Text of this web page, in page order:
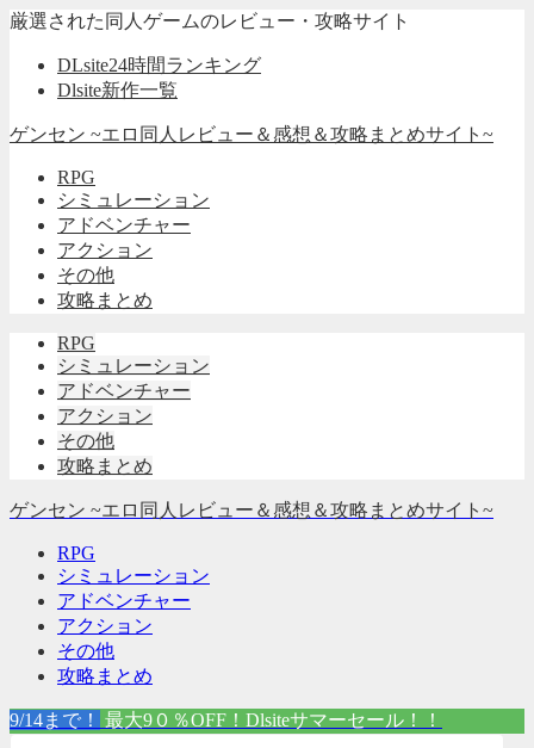
厳選された同人ゲームのレビュー・攻略サイト
DLsite24時間ランキング
Dlsite新作一覧
ゲンセン ~エロ同人レビュー＆感想＆攻略まとめサイト~
RPG
シミュレーション
アドベンチャー
アクション
その他
攻略まとめ
RPG
シミュレーション
アドベンチャー
アクション
その他
攻略まとめ
ゲンセン ~エロ同人レビュー＆感想＆攻略まとめサイト~
RPG
シミュレーション
アドベンチャー
アクション
その他
攻略まとめ
9/14まで！ 最大9０％OFF！Dlsiteサマーセール！！